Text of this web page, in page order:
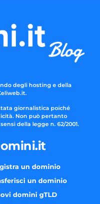
degli hosting e della
giornalistica poiché
Non può pertanto
della legge n. 62/2001.
un dominio
un dominio
domini gTLD